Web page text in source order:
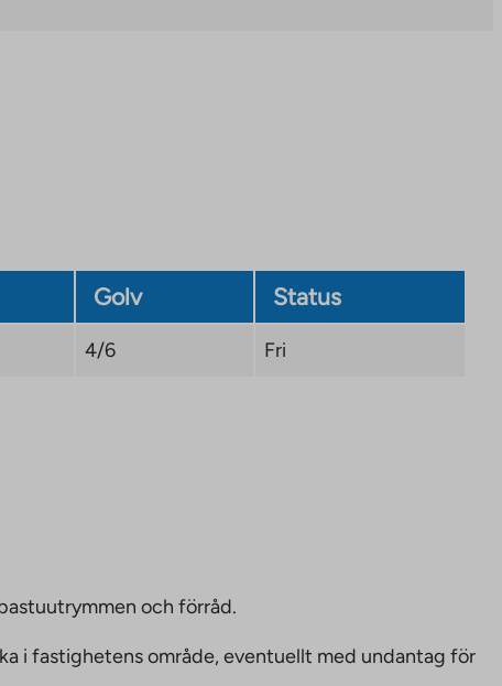
Golv Status
4/6 Fri
och förråd.
i fastighetens område, eventuellt med undantag för